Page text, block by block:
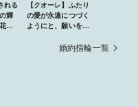
れる
輝
び
【クオーレ】ふたり
の愛が永遠につづく
ようにと、願いを込
婚約指輪一覧